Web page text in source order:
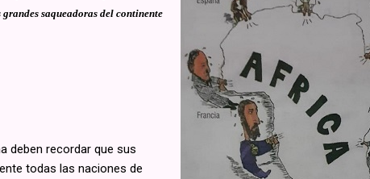
saqueadoras del continente
deben recordar que sus
todas las naciones de